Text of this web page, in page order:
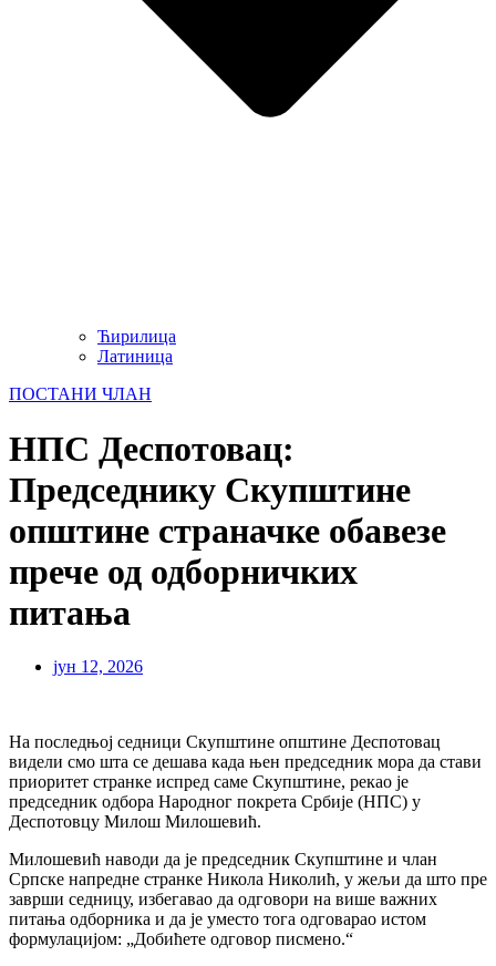
Ћирилица
Латиница
ПОСТАНИ ЧЛАН
НПС Деспотовац:
Председнику Скупштине
општине страначке обавезе
прече од одборничких
питања
јун 12, 2026
На последњој седници Скупштине општине Деспотовац
видели смо шта се дешава када њен председник мора да стави
приоритет странке испред саме Скупштине, рекао је
председник одбора Народног покрета Србије (НПС) у
Деспотовцу Милош Милошевић.
Милошевић наводи да је председник Скупштине и члан
Српске напредне странке Никола Николић, у жељи да што пре
заврши седницу, избегавао да одговори на више важних
питања одборника и да је уместо тога одговарао истом
формулацијом: „Добићете одговор писмено.“